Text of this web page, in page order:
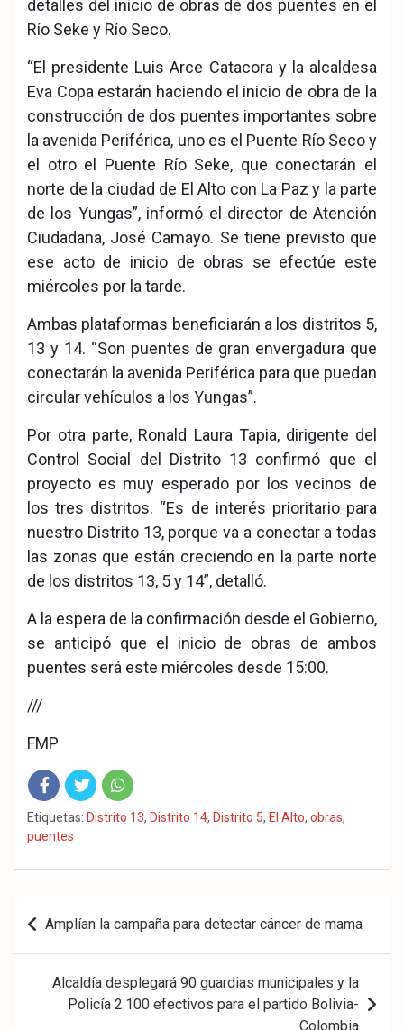
detalles del inicio de obras de dos puentes en el
Río Seke y Río Seco.
“El presidente Luis Arce Catacora y la alcaldesa
Eva Copa estarán haciendo el inicio de obra de la
construcción de dos puentes importantes sobre
la avenida Periférica, uno es el Puente Río Seco y
el otro el Puente Río Seke, que conectarán el
norte de la ciudad de El Alto con La Paz y la parte
de los Yungas”, informó el director de Atención
Ciudadana, José Camayo. Se tiene previsto que
ese acto de inicio de obras se efectúe este
miércoles por la tarde.
Ambas plataformas beneficiarán a los distritos 5,
13 y 14. “Son puentes de gran envergadura que
conectarán la avenida Periférica para que puedan
circular vehículos a los Yungas”.
Por otra parte, Ronald Laura Tapia, dirigente del
Control Social del Distrito 13 confirmó que el
proyecto es muy esperado por los vecinos de
los tres distritos. “Es de interés prioritario para
nuestro Distrito 13, porque va a conectar a todas
las zonas que están creciendo en la parte norte
de los distritos 13, 5 y 14”, detalló.
A la espera de la confirmación desde el Gobierno,
se anticipó que el inicio de obras de ambos
puentes será este miércoles desde 15:00.
///
FMP
Fac Twit Wha
Etiquetas: Distrito 13, Distrito 14, Distrito 5, El Alto, obras,
puentes
Navegación
de
entradas
Amplían la campaña para detectar cáncer de mama
Alcaldía desplegará 90 guardias municipales y la
Policía 2.100 efectivos para el partido Bolivia-
Colombia